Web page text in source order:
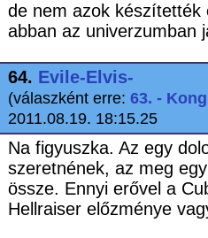
de nem azok
abban az univerzumban
64. Evile-Elvis-
(válaszként erre: 63. -
2011.08.19. 18:15.25
Na figyuszka. Az egy
szeretnének, az meg
össze. Ennyi erővel a
Hellraiser előzménye